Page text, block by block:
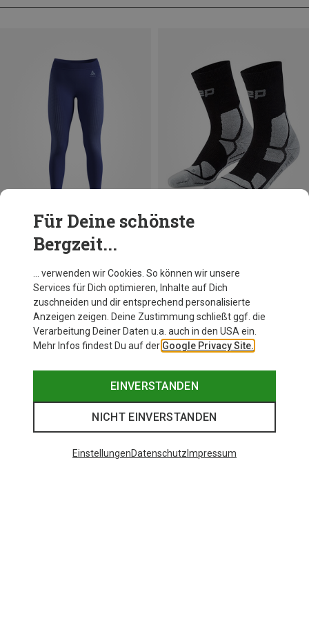
Du sparst 18%
Für Deine schönste
Bergzeit...
… verwenden wir Cookies. So können wir unsere
Services für Dich optimieren, Inhalte auf Dich
zuschneiden und dir entsprechend personalisierte
Anzeigen zeigen. Deine Zustimmung schließt ggf. die
Verarbeitung Deiner Daten u.a. auch in den USA ein.
Mehr Infos findest Du auf der Google Privacy Site.
EINVERSTANDEN
NICHT EINVERSTANDEN
EinstellungenDatenschutz Impressum